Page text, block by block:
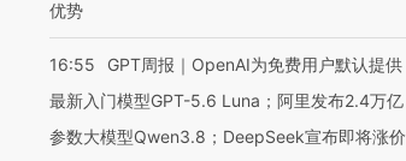
优势
16:55
GPT周报｜OpenAI为免费用户默认提供
最新入门模型GPT-5.6 Luna；阿里发布2.4万亿
参数大模型Qwen3.8；DeepSeek宣布即将涨价